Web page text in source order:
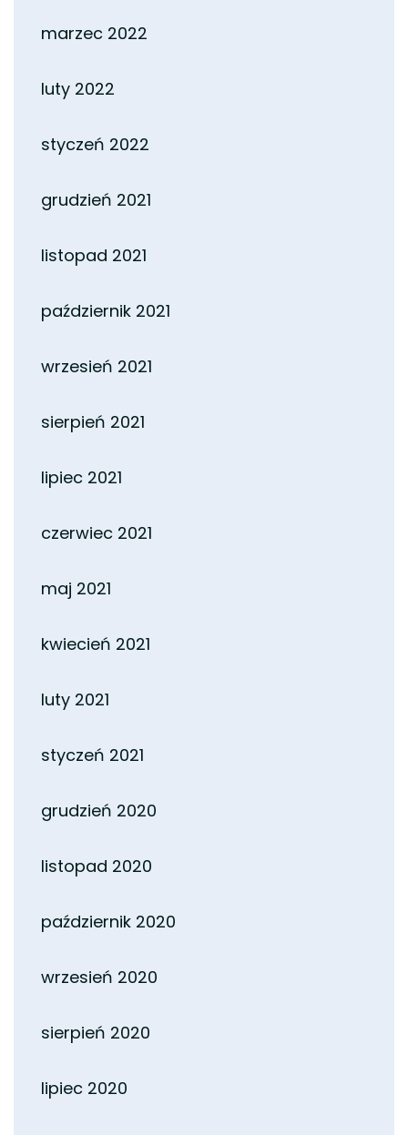
marzec 2022
luty 2022
styczeń 2022
grudzień 2021
listopad 2021
październik 2021
wrzesień 2021
sierpień 2021
lipiec 2021
czerwiec 2021
maj 2021
kwiecień 2021
luty 2021
styczeń 2021
grudzień 2020
listopad 2020
październik 2020
wrzesień 2020
sierpień 2020
lipiec 2020